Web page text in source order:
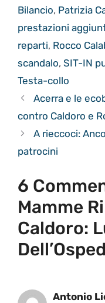
Bilancio, Patrizia
prestazioni
reparti, Rocco
scandalo, SIT-IN
Testa-collo
Acerra e le
contro Caldoro e
A rieccoci:
patrocini
6
Mamme
Caldoro:
Antonio